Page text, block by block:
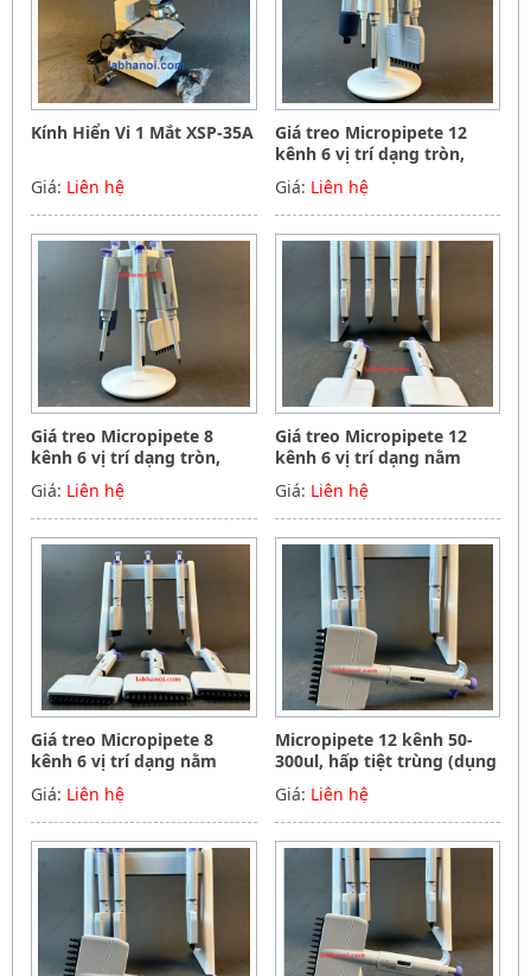
Kính Hiển Vi 1 Mắt XSP-35A
Giá: Liên hệ
Giá treo Micropipete 12
kênh 6 vị trí dạng tròn,
Hãng Phoenix instrument
Germany
Giá: Liên hệ
Giá treo Micropipete 8
kênh 6 vị trí dạng tròn,
Hãng Phoenix instrument
Germany
Giá: Liên hệ
Giá treo Micropipete 12
kênh 6 vị trí dạng nằm
ngang, Hãng Phoenix
instrument Germany
Giá: Liên hệ
Giá treo Micropipete 8
kênh 6 vị trí dạng nằm
ngang, Hãng Phoenix
instrument Germany
Giá: Liên hệ
Micropipete 12 kênh 50-
300ul, hấp tiệt trùng (dụng
cụ hút mẫu, chất lỏng),
Hãng Phoenix instrument
Germany
Giá: Liên hệ